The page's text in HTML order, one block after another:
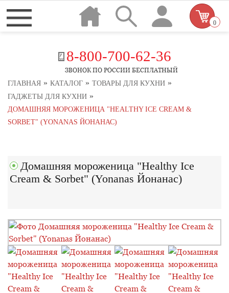
8-800-700-62-36
ЗВОНОК ПО РОССИИ БЕСПЛАТНЫЙ
0
ГЛАВНАЯ » КАТАЛОГ » ТОВАРЫ ДЛЯ КУХНИ »
ГАДЖЕТЫ ДЛЯ КУХНИ »
ДОМАШНЯЯ МОРОЖЕНИЦА "HEALTHY ICE CREAM &
SORBET" (YONANAS ЙОНАНАС)
Домашняя мороженица "Healthy Ice
Cream & Sorbet" (Yonanas Йонанас)